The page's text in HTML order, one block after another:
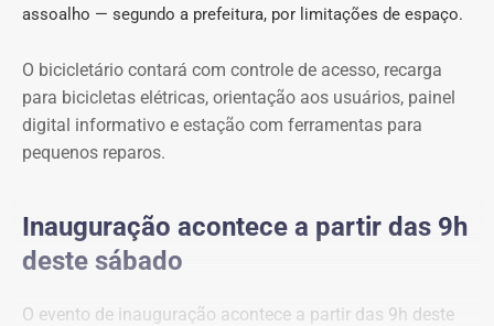
assoalho — segundo a prefeitura, por limitações de espaço.
O bicicletário contará com controle de acesso, recarga
para bicicletas elétricas, orientação aos usuários, painel
digital informativo e estação com ferramentas para
pequenos reparos.
Inauguração acontece a partir das 9h
deste sábado
O evento de inauguração acontece a partir das 9h deste